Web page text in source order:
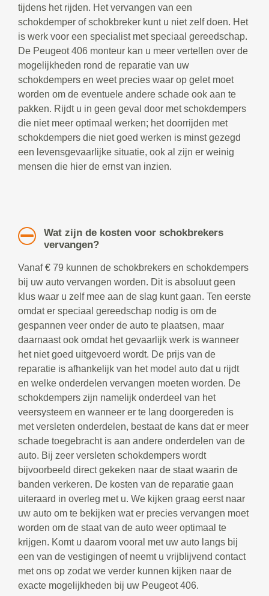
tijdens het rijden. Het vervangen van een
schokdemper of schokbreker kunt u niet zelf doen. Het
is werk voor een specialist met speciaal gereedschap.
De Peugeot 406 monteur kan u meer vertellen over de
mogelijkheden rond de reparatie van uw
schokdempers en weet precies waar op gelet moet
worden om de eventuele andere schade ook aan te
pakken. Rijdt u in geen geval door met schokdempers
die niet meer optimaal werken; het doorrijden met
schokdempers die niet goed werken is minst gezegd
een levensgevaarlijke situatie, ook al zijn er weinig
mensen die hier de ernst van inzien.
Wat zijn de kosten voor schokbrekers
vervangen?
Vanaf € 79 kunnen de schokbrekers en schokdempers
bij uw auto vervangen worden. Dit is absoluut geen
klus waar u zelf mee aan de slag kunt gaan. Ten eerste
omdat er speciaal gereedschap nodig is om de
gespannen veer onder de auto te plaatsen, maar
daarnaast ook omdat het gevaarlijk werk is wanneer
het niet goed uitgevoerd wordt. De prijs van de
reparatie is afhankelijk van het model auto dat u rijdt
en welke onderdelen vervangen moeten worden. De
schokdempers zijn namelijk onderdeel van het
veersysteem en wanneer er te lang doorgereden is
met versleten onderdelen, bestaat de kans dat er meer
schade toegebracht is aan andere onderdelen van de
auto. Bij zeer versleten schokdempers wordt
bijvoorbeeld direct gekeken naar de staat waarin de
banden verkeren. De kosten van de reparatie gaan
uiteraard in overleg met u. We kijken graag eerst naar
uw auto om te bekijken wat er precies vervangen moet
worden om de staat van de auto weer optimaal te
krijgen. Komt u daarom vooral met uw auto langs bij
een van de vestigingen of neemt u vrijblijvend contact
met ons op zodat we verder kunnen kijken naar de
exacte mogelijkheden bij uw Peugeot 406.